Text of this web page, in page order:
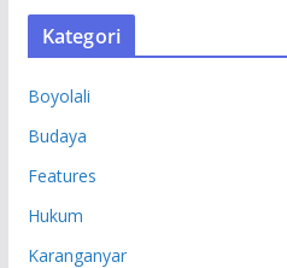
S
Kategori
Boyolali
Budaya
Features
Hukum
Karanganyar